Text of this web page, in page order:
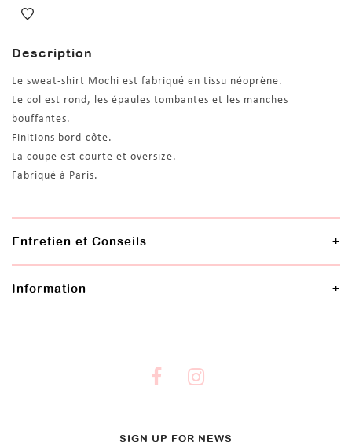
Description
Le sweat-shirt Mochi est fabriqué en tissu néoprène.
Le col est rond, les épaules tombantes et les manches
bouffantes.
Finitions bord-côte.
La coupe est courte et oversize.
Fabriqué à Paris.
Entretien et Conseils
Information
SIGN UP FOR NEWS